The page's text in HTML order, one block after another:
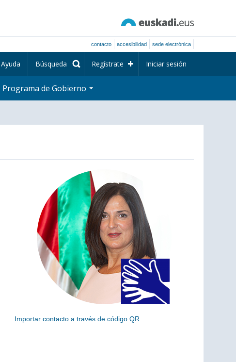
contacto accesibilidad sede electrónica
Ayuda Búsqueda Regístrate Iniciar sesión
Programa de Gobierno
Importar contacto a través de código QR